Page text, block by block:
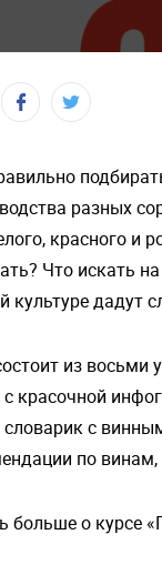
разных
красного и
Что искать
культуре дадут
из
с красочной
словарик с
по
больше о курсе